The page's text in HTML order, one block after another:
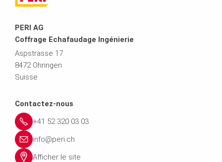
PERI AG
Coffrage Echafaudage Ingénierie
Aspstrasse 17
8472 Ohringen
Suisse
Contactez-nous
+41 52 320 03 03
info@peri.ch
Afficher le site